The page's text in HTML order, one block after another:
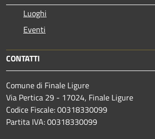
Luoghi
Eventi
CONTATTI
Comune di Finale Ligure
Via Pertica 29 - 17024, Finale Ligure
Codice Fiscale: 00318330099
Partita IVA: 00318330099